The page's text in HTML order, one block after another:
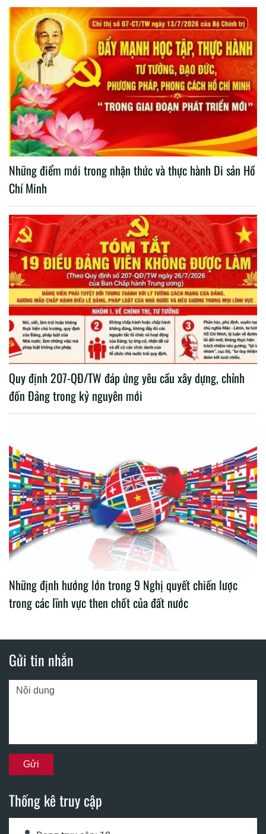
Những điểm mới trong nhận thức và thực hành Di sản Hồ
Chí Minh
Quy định 207-QĐ/TW đáp ứng yêu cầu xây dựng, chỉnh
đốn Đảng trong kỷ nguyên mới
Những định hướng lớn trong 9 Nghị quyết chiến lược
trong các lĩnh vực then chốt của đất nước
Gửi tin nhắn
Thống kê truy cập